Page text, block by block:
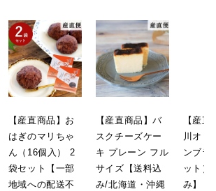
、貴重なご意見ありがとうござ
した。
る限り、商品のサイズ感を画像
でしっかりお伝えできるよう改
努めていきたいと思います。
からも「美味しさ」を届けてい
【産直商品】お
はぎのマリちゃ
ん（16個入） 2
袋セット【一部
地域への配送不
【産直商品】バ
スクチーズケー
キ プレーン フル
サイズ【送料込
み/北海道・沖縄
【産
川オリ
ンブラ
ット）
み】【